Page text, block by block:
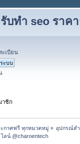
บทำ seo ราค
ะเบียน
าชิก
กาศฟรี ทุกหมวดหมู่» อุปกรณ์สำ
ลน์ @charoentech